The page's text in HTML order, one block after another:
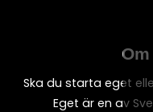
Ska du starta eget
Eget är en av